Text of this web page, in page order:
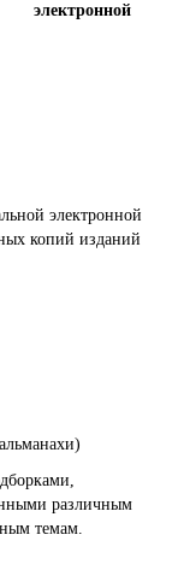
электронной
электронной
копий изданий
различным
темам.